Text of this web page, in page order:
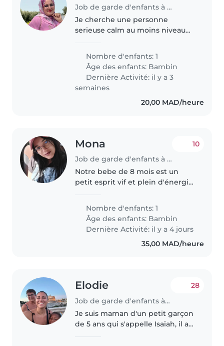
Job de garde d'enfants à Tanger
Je cherche une personne
serieuse calm au moins niveau
reclamer si il a un retard ou une
urgence
Nombre d'enfants: 1
Âge des enfants: Bambin
Dernière Activité: il y a 3
semaines
20,00 MAD/heure
Mona
Job de garde d'enfants à Kénitra
10
Notre bebe de 8 mois est un
petit esprit vif et plein d'énergie.
ou une Nounou expérimentée et
douce qui saura s'occuper de lui
avec amour. Contactez-nous..
Nombre d'enfants: 1
Âge des enfants: Bambin
Dernière Activité: il y a 4 jours
35,00 MAD/heure
Elodie
Job de garde d'enfants à Marrakech
28
Je suis maman d'un petit garçon
de 5 ans qui s'appelle Isaiah, il a